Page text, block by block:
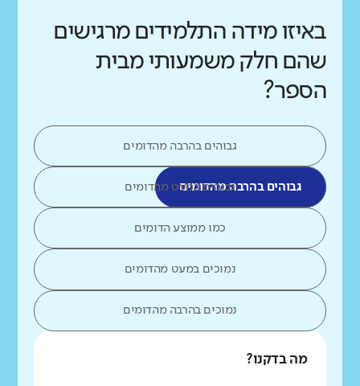
באיזו מידה התלמידים מרגישים
שהם חלק משמעותי מבית
הספר?
גבוהים בהרבה מהדומים
גבוהים בהרבה מהדומיםגבוהים במעט מהדומים
כמו ממוצע הדומים
נמוכים במעט מהדומים
נמוכים בהרבה מהדומים
מה בדקנו?